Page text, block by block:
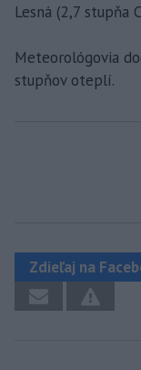
Lesná (2,7 stupňa
Meteorológovia
stupňov oteplí.
Zdieľaj na